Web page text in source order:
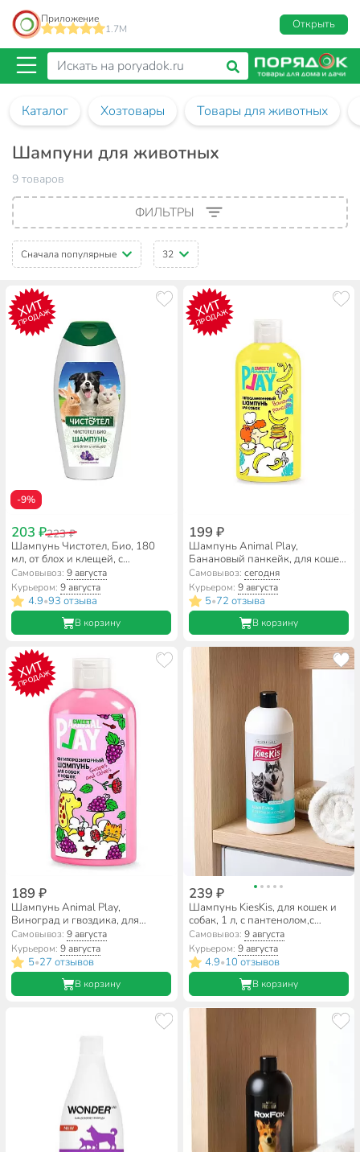
Приложение
1.7M
Открыть
Каталог Хозтовары Товары для животных
Шампуни для животных
9 товаров
ФИЛЬТРЫ
Сначала популярные 32
ХИТ
ПРОДАЖ
-9%
203 ₽223 ₽
Шампунь Чистотел, Био, 180
мл, от блох и клещей, с
лавандой
Самовывоз:9 августа
Курьером:9 августа
4.9•93 отзыва
В корзину
ХИТ
ПРОДАЖ
199 ₽
Шампунь Animal Play,
Банановый панкейк, для кошек
и собак, 300 мл,
гипоаллергенный
Самовывоз: сегодня
Курьером: 9 августа
5•72 отзыва
В корзину
ХИТ
ПРОДАЖ
189 ₽
Шампунь Animal Play,
Виноград и гвоздика, для
кошек и собак, 300 мл, для
отпугивания насекомых
Самовывоз:9 августа
Курьером:9 августа
5•27 отзывов
В корзину
239 ₽
Шампунь KiesKis, для кошек и
собак, 1 л, с пантенолом,с
экстрактом алоэ вера, зеленый
чай
Самовывоз: 9 августа
Курьером: 9 августа
4.9•10 отзывов
В корзину